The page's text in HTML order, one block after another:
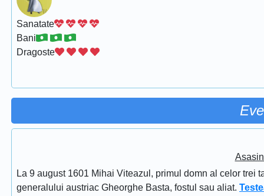
Sanatate
Bani
Dragoste
La 9 august 1601 Mihai Viteazul, primul domn al celor trei
generalului austriac Gheorghe Basta, fostul sau aliat.